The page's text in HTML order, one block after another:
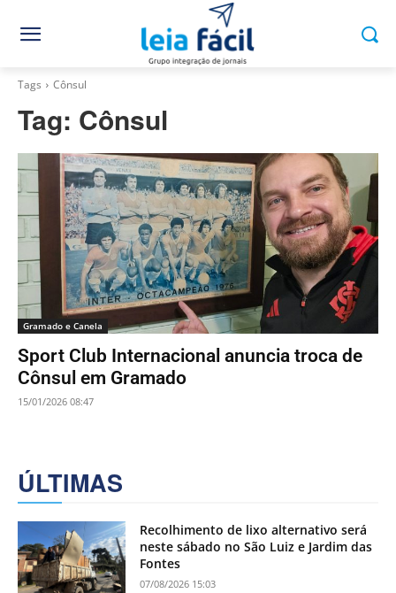
Tags Cônsul
Tag: Cônsul
Gramado e Canela
Sport Club Internacional anuncia troca de
Cônsul em Gramado
15/01/2026 08:47
ÚLTIMAS
Recolhimento de lixo alternativo será
neste sábado no São Luiz e Jardim das
Fontes
07/08/2026 15:03